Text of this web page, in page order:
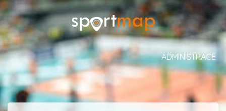
ADMINISTRACE